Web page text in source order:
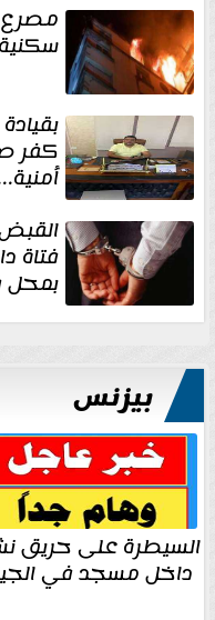
مصرع
كفر
فتاة
بيزنس
السيطرة على حريق
داخل مسجد في